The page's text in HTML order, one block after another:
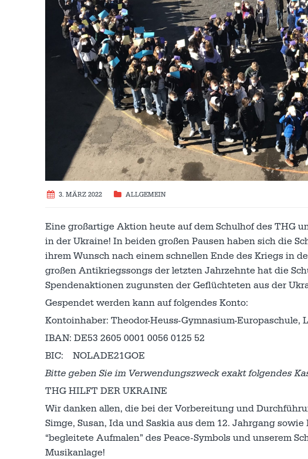
3. MÄRZ 2022 ALLGEMEIN
Eine großartige Aktion heute auf dem Schulhof des THG
in der Ukraine! In beiden großen Pausen haben sich die
ihrem Wunsch nach einem schnellen Ende des Kriegs in
großen Antikriegssongs der letzten Jahrzehnte hat die
Spendenaktionen zugunsten der Geflüchteten aus der
Gespendet werden kann auf folgendes Konto:
Kontoinhaber: Theodor-Heuss-Gymnasium-Europaschule,
IBAN: DE53 2605 0001 0056 0125 52
BIC: NOLADE21GOE
Bitte geben Sie im Verwendungszweck exakt folgendes
THG HILFT DER UKRAINE
Wir danken allen, die bei der Vorbereitung und
Simge, Susan, Ida und Saskia aus dem 12. Jahrgang
“begleitete Aufmalen” des Peace-Symbols und unserem
Musikanlage!